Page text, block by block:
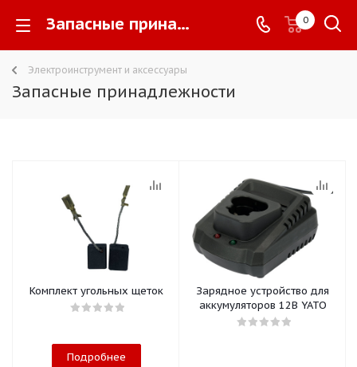
Запасные принадлежности - 0
Электроинструмент и аксессуары
Запасные принадлежности
Комплект угольных щеток
Подробнее
Зарядное устройство для
аккумуляторов 12В YATO